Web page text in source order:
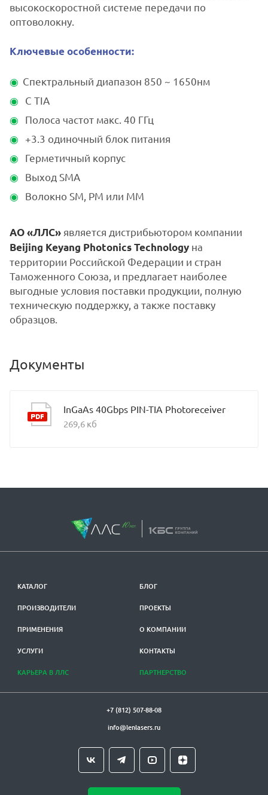
высокоскоростной системе передачи по
оптоволокну.
Ключевые особенности:
Спектральный диапазон 850 ~ 1650нм
С TIA
Полоса частот макс. 40 ГГц
+3.3 одиночный блок питания
Герметичный корпус
Выход SMA
Волокно SM, PM или MM
АО «ЛЛС» является дистрибьютором компании
Beijing Keyang Photonics Technology на
территории Российской Федерации и стран
Таможенного Союза, и предлагает наиболее
выгодные условия поставки продукции, полную
техническую поддержку, а также поставку
образцов.
Документы
InGaAs 40Gbps PIN-TIA Photoreceiver
269,6 кб
КАТАЛОГ
ПРОИЗВОДИТЕЛИ
ПРИМЕНЕНИЯ
УСЛУГИ
КАРЬЕРА В ЛЛС
БЛОГ
ПРОЕКТЫ
О КОМПАНИИ
КОНТАКТЫ
ПАРТНЕРСТВО
+7 (812) 507-88-08
info@lenlasers.ru